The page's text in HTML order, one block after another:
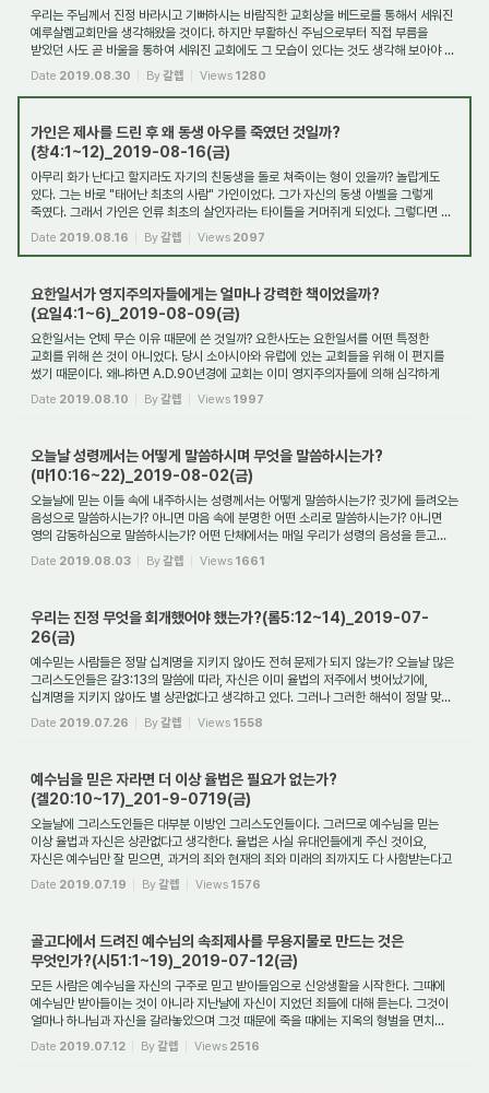
우리는 주님께서 진정 바라시고 기뻐하시는 바람직한 교회상을 베드로를 통해서 세워진
예루살렘교회만을 생각해왔을 것이다. 하지만 부활하신 주님으로부터 직접 부름을
받았던 사도 곧 바울을 통하여 세워진 교회에도 그 모습이 있다는 것도 생각해 보아야 ...
Date 2019.08.30 By갈렙 Views 1280
가인은 제사를 드린 후 왜 동생 아우를 죽였던 것일까?
(창4:1~12)_2019-08-16(금)
아무리 화가 난다고 할지라도 자기의 친동생을 돌로 쳐죽이는 형이 있을까? 놀랍게도
있다. 그는 바로 "태어난 최초의 사람" 가인이었다. 그가 자신의 동생 아벨을 그렇게
죽였다. 그래서 가인은 인류 최초의 살인자라는 타이틀을 거머쥐게 되었다. 그렇다면 ...
Date 2019.08.16 By갈렙 Views 2097
요한일서가 영지주의자들에게는 얼마나 강력한 책이었을까?
(요일4:1~6)_2019-08-09(금)
요한일서는 언제 무슨 이유 때문에 쓴 것일까? 요한사도는 요한일서를 어떤 특정한
교회를 위해 쓴 것이 아니었다. 당시 소아시아와 유럽에 있는 교회들을 위해 이 편지를
썼기 때문이다. 왜냐하면 A.D.90년경에 교회는 이미 영지주의자들에 의해 심각하게
훼...
Date 2019.08.10 By갈렙 Views 1997
오늘날 성령께서는 어떻게 말씀하시며 무엇을 말씀하시는가?
(마10:16~22)_2019-08-02(금)
오늘날에 믿는 이들 속에 내주하시는 성령께서는 어떻게 말씀하시는가? 귓가에 들려오는
음성으로 말씀하시는가? 아니면 마음 속에 분명한 어떤 소리로 말씀하시는가? 아니면
영의 감동하심으로 말씀하시는가? 어떤 단체에서는 매일 우리가 성령의 음성을 듣고...
Date 2019.08.03 By갈렙 Views 1661
우리는 진정 무엇을 회개했어야 했는가?(롬5:12~14)_2019-07-
26(금)
예수믿는 사람들은 정말 십계명을 지키지 않아도 전혀 문제가 되지 않는가? 오늘날 많은
그리스도인들은 갈3:13의 말씀에 따라, 자신은 이미 율법의 저주에서 벗어났기에,
십계명을 지키지 않아도 별 상관없다고 생각하고 있다. 그러나 그러한 해석이 정말 맞...
Date 2019.07.26 By갈렙 Views 1558
예수님을 믿은 자라면 더 이상 율법은 필요가 없는가?
(겔20:10~17)_201-9-0719(금)
오늘날에 그리스도인들은 대부분 이방인 그리스도인들이다. 그러므로 예수님을 믿는
이상 율법과 자신은 상관없다고 생각한다. 율법은 사실 유대인들에게 주신 것이요,
자신은 예수님만 잘 믿으면, 과거의 죄와 현재의 죄와 미래의 죄까지도 다 사함받는다고
...
Date 2019.07.19 By갈렙 Views 1576
골고다에서 드려진 예수님의 속죄제사를 무용지물로 만드는 것은
무엇인가?(시51:1~19)_2019-07-12(금)
모든 사람은 예수님을 자신의 구주로 믿고 받아들임으로 신앙생활을 시작한다. 그때에
예수님만 받아들이는 것이 아니라 지난날에 자신이 지었던 죄들에 대해 듣는다. 그것이
얼마나 하나님과 자신을 갈라놓았으며 그것 때문에 죽을 때에는 지옥의 형벌을 면치...
Date 2019.07.12 By갈렙 Views 2516